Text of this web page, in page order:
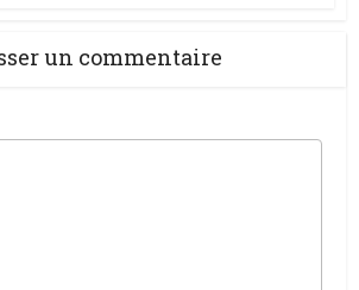
un commentaire